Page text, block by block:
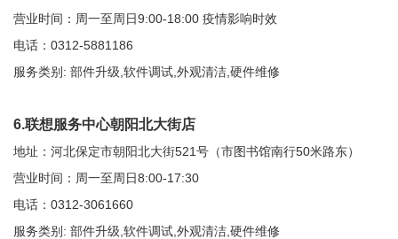
营业时间：周一至周日9:00-18:00 疫情影响时效
电话：0312-5881186
服务类别: 部件升级,软件调试,外观清洁,硬件维修
6.联想服务中心朝阳北大街店
地址：河北保定市朝阳北大街521号（市图书馆南行50米路东）
营业时间：周一至周日8:00-17:30
电话：0312-3061660
服务类别: 部件升级,软件调试,外观清洁,硬件维修